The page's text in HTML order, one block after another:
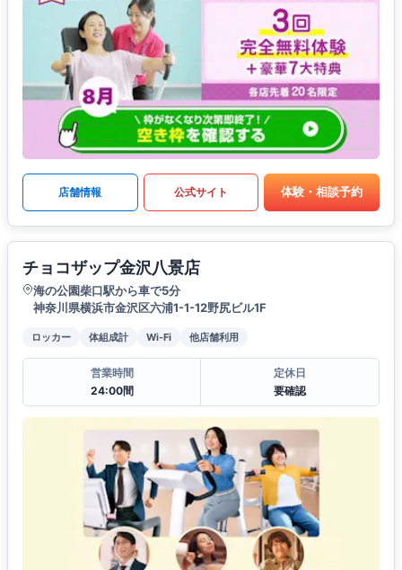
店舗情報 公式サイト 体験・相談予約
チョコザップ金沢八景店
海の公園柴口駅から車で5分
神奈川県横浜市金沢区六浦1-1-12野尻ビル1F
ロッカー 体組成計 Wi-Fi 他店舗利用
営業時間
24:00間
定休日
要確認